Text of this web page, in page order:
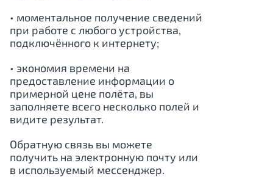
• моментальное получение сведений
при работе с любого устройства,
подключённого к интернету;
• экономия времени на
предоставление информации о
примерной цене полёта, вы
заполняете всего несколько полей и
видите результат.
Обратную связь вы можете
получить на электронную почту или
в используемый мессенджер.